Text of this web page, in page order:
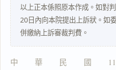
以上正本係照原本作成。如對
20日內向本院提出上訴狀。如
併繳納上訴審裁判費。
中　　華　　民　　國　　